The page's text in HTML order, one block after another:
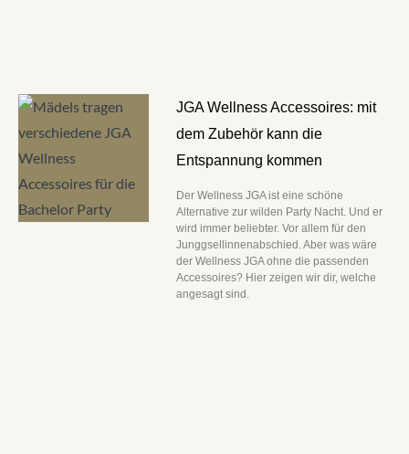
JGA Wellness Accessoires: mit
dem Zubehör kann die
Entspannung kommen
Der Wellness JGA ist eine schöne
Alternative zur wilden Party Nacht. Und er
wird immer beliebter. Vor allem für den
Junggsellinnenabschied. Aber was wäre
der Wellness JGA ohne die passenden
Accessoires? Hier zeigen wir dir, welche
angesagt sind.